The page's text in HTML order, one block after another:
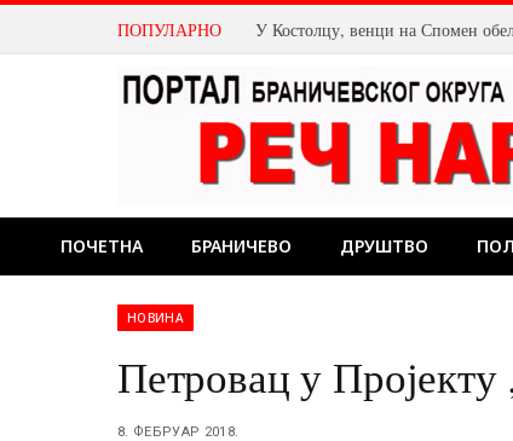
ПОПУЛАРНО
ПОЧЕТНА БРАНИЧЕВО ДРУШТВО
НОВИНА
Петровац у
8. ФЕБРУАР 2018.